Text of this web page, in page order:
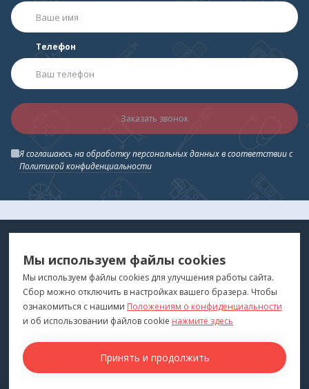
Телефон
Заказать звонок
Я соглашаюсь на обработку персональных данных в соответствии с
Политикой конфиденциальности
ДЛЯ ВАС
"Медтехника для Вас"©2026
ПОКУПАТЕЛЯМ
Каталог
Бренды
Для оптовиков
КОНТАКТЫ
г. Владивосток
Мы используем файлы cookies
Мы используем файлы cookies для улучшения работы сайта.
Сбор можно отключить в настройках вашего бразера. Чтобы
ознакомиться с нашими Положениям о конфиденциальности
и об использовании файлов cookie нажмите здесь
Принять и продолжить